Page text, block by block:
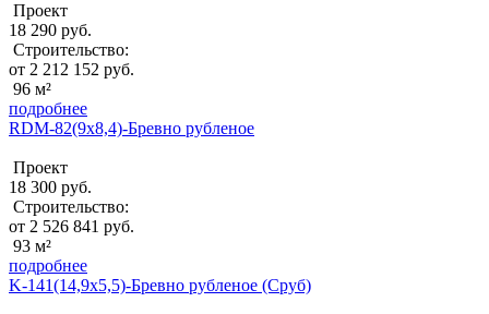
Проект
18 290 руб.
Строительство:
от 2 212 152 руб.
96 м²
подробнее
RDM-82(9x8,4)-Бревно рубленое
Проект
18 300 руб.
Строительство:
от 2 526 841 руб.
93 м²
подробнее
K-141(14,9х5,5)-Бревно рубленое (Сруб)